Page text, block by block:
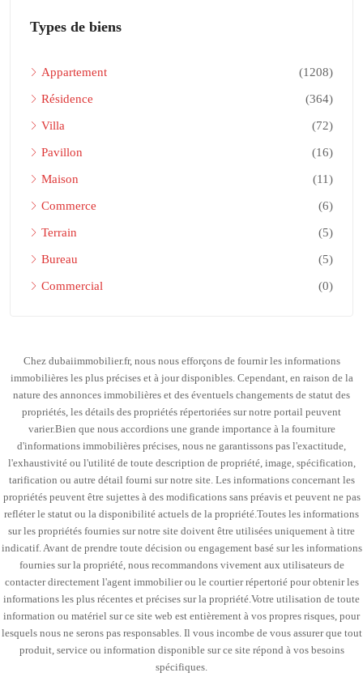
Types de biens
Appartement (1208)
Résidence (364)
Villa (72)
Pavillon (16)
Maison (11)
Commerce (6)
Terrain (5)
Bureau (5)
Commercial (0)
Chez dubaiimmobilier.fr, nous nous efforçons de fournir les informations
immobilières les plus précises et à jour disponibles. Cependant, en raison de la
nature des annonces immobilières et des éventuels changements de statut des
propriétés, les détails des propriétés répertoriées sur notre portail peuvent
varier.Bien que nous accordions une grande importance à la fourniture
d'informations immobilières précises, nous ne garantissons pas l'exactitude,
l'exhaustivité ou l'utilité de toute description de propriété, image, spécification,
tarification ou autre détail fourni sur notre site. Les informations concernant les
propriétés peuvent être sujettes à des modifications sans préavis et peuvent ne pas
refléter le statut ou la disponibilité actuels de la propriété.Toutes les informations
sur les propriétés fournies sur notre site doivent être utilisées uniquement à titre
indicatif. Avant de prendre toute décision ou engagement basé sur les informations
fournies sur la propriété, nous recommandons vivement aux utilisateurs de
contacter directement l'agent immobilier ou le courtier répertorié pour obtenir les
informations les plus récentes et précises sur la propriété.Votre utilisation de toute
information ou matériel sur ce site web est entièrement à vos propres risques, pour
lesquels nous ne serons pas responsables. Il vous incombe de vous assurer que tout
produit, service ou information disponible sur ce site répond à vos besoins
spécifiques.